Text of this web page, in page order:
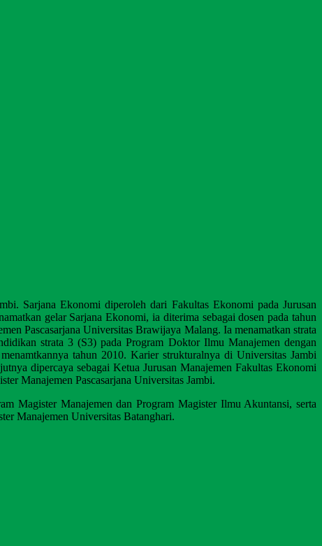
Sarjana Ekonomi diperoleh dari Fakultas Ekonomi pada Jurusan
gelar Sarjana Ekonomi, ia diterima sebagai dosen pada tahun
Pascasarjana Universitas Brawijaya Malang. Ia menamatkan strata
strata 3 (S3) pada Program Doktor Ilmu Manajemen dengan
tahun 2010. Karier strukturalnya di Universitas Jambi
dipercaya sebagai Ketua Jurusan Manajemen Fakultas Ekonomi
Manajemen Pascasarjana Universitas Jambi.
Magister Manajemen dan Program Magister Ilmu Akuntansi, serta
Manajemen Universitas Batanghari.